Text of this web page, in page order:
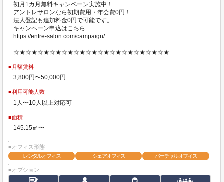
初月1カ月無料キャンペーン実施中！
アントレサロンなら初期費用・年会費0円！
法人登記も追加料金0円で可能です。
キャンペーン申込はこちら
https://entre-salon.com/campaign/
☆★☆★☆★☆★☆★☆★☆★☆★☆★☆★☆★☆★☆★
■月額賃料
3,800円〜50,000円
■利用可能人数
1人〜10人以上対応可
■面積
145.15㎡〜
■オフィス形態
レンタルオフィス
シェアオフィス バーチャルオフィス
■オプション